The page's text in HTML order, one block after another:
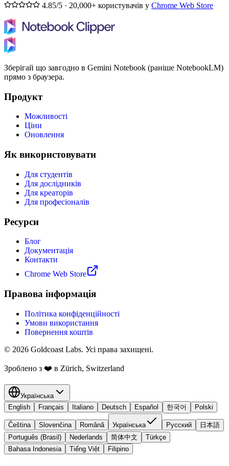
4.85/5 · 20,000+ користувачів у Chrome Web Store
Зберігай що завгодно в Gemini Notebook (раніше NotebookLM)
прямо з браузера.
Продукт
Можливості
Ціни
Оновлення
Як використовувати
Для студентів
Для дослідників
Для креаторів
Для професіоналів
Ресурси
Блог
Документація
Контакти
Chrome Web Store
Правова інформація
Політика конфіденційності
Умови використання
Повернення коштів
© 2026 Goldcoast Labs. Усі права захищені.
Зроблено з ❤️ в Zürich, Switzerland
Українська
English
Français Italiano Deutsch Español 한국어 Polski
Čeština Slovenčina Română Українська Русский
日本語
Português (Brasil)
Nederlands 简体中文
Türkçe
Bahasa Indonesia
Tiếng Việt Filipino